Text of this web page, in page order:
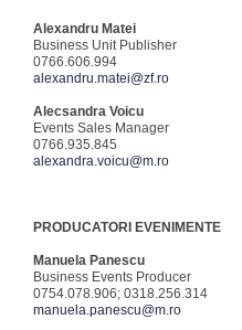
Alexandru Matei
Business Unit Publisher
0766.606.994
alexandru.matei@zf.ro
Alecsandra Voicu
Events Sales Manager
0766.935.845
alexandra.voicu@m.ro
PRODUCATORI EVENIMENTE
Manuela Panescu
Business Events Producer
0754.078.906; 0318.256.314
manuela.panescu@m.ro